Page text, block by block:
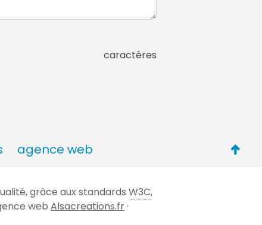
caractères
agence web
grâce aux standards W3C,
web Alsacreations.fr·